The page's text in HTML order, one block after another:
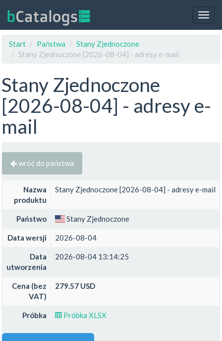
Start
Państwa
Stany Zjednoczone
Stany Zjednoczone [2026-08-04] - adresy e-mail
Stany Zjednoczone
[2026-08-04] - adresy e-
mail
wróć do państwa
Nazwa
produktu
Stany Zjednoczone [2026-08-04] - adresy e-mail
Państwo Stany Zjednoczone
Data wersji 2026-08-04
Data
utworzenia
2026-08-04 13:14:25
Cena (bez
VAT)
279.57 USD
Próbka Próbka XLSX